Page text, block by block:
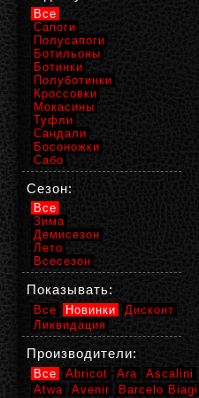
Все
Сапоги
Полусапоги
Ботильоны
Ботинки
Полуботинки
Кроссовки
Мокасины
Туфли
Сандали
Босоножки
Сабо
Сезон:
Все
Зима
Демисезон
Лето
Всесезон
Показывать:
Все Новинки
Дисконт
Ликвидация
Производители:
Все Abricot Ara
Ascalini
Atwa
Avenir
Barcelo Biagi